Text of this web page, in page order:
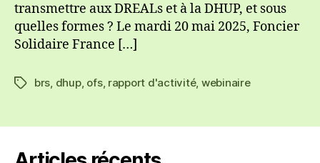
transmettre aux DREALs et à la DHUP, et sous
quelles formes ? Le mardi 20 mai 2025, Foncier
Solidaire France […]
Étiquettes
brs, dhup, ofs, rapport d'activité, webinaire